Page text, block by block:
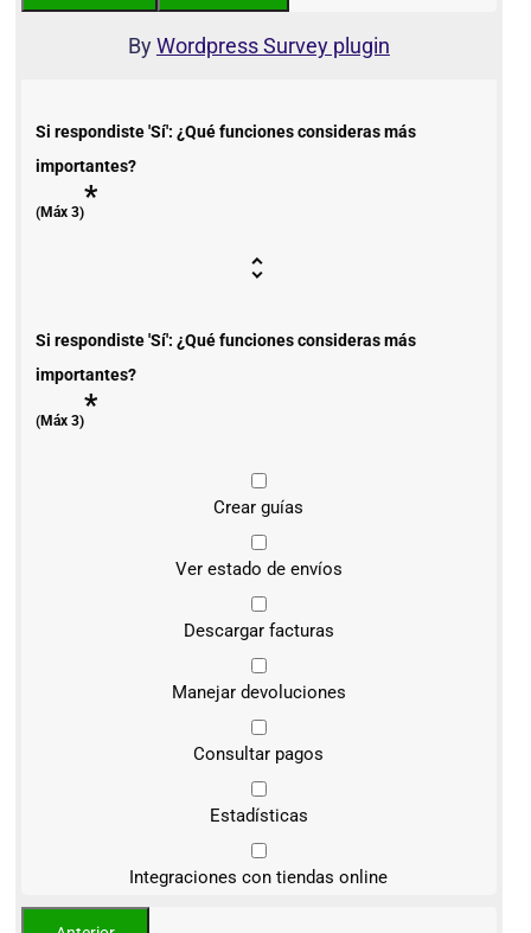
ByWordpress Survey plugin
Si respondiste 'Sí': ¿Qué funciones consideras más
importantes?
(Máx 3)*
Si respondiste 'Sí': ¿Qué funciones consideras más
importantes?
(Máx 3)*
Crear guías
Ver estado de envíos
Descargar facturas
Manejar devoluciones
Consultar pagos
Estadísticas
Integraciones con tiendas online